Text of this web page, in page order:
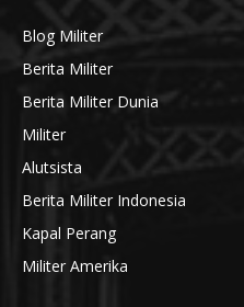
Blog Militer
Berita Militer
Berita Militer Dunia
Militer
Alutsista
Berita Militer Indonesia
Kapal Perang
Militer Amerika